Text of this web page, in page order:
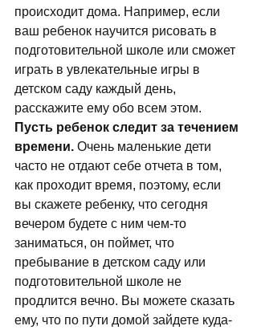
происходит дома. Например, если
ваш ребенок научится рисовать в
подготовительной школе или сможет
играть в увлекательные игры в
детском саду каждый день,
расскажите ему обо всем этом.
Пусть ребенок следит за течением
времени. Очень маленькие дети
часто не отдают себе отчета в том,
как проходит время, поэтому, если
вы скажете ребенку, что сегодня
вечером будете с ним чем-то
заниматься, он поймет, что
пребывание в детском саду или
подготовительной школе не
продлится вечно. Вы можете сказать
ему, что по пути домой зайдете куда-